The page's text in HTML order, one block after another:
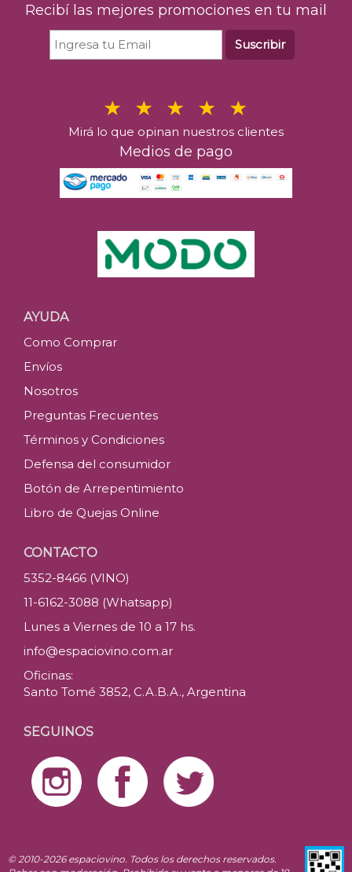
Recibí las mejores promociones en tu mail
Suscribir
Mirá lo que opinan nuestros clientes
Medios de pago
AYUDA
Como Comprar
Envíos
Nosotros
Preguntas Frecuentes
Términos y Condiciones
Defensa del consumidor
Botón de Arrepentimiento
Libro de Quejas Online
CONTACTO
5352-8466 (VINO)
11-6162-3088 (Whatsapp)
Lunes a Viernes de 10 a 17 hs.
info@espaciovino.com.ar
Oficinas:
Santo Tomé 3852, C.A.B.A., Argentina
SEGUINOS
© 2010-2026 espaciovino. Todos los derechos reservados.